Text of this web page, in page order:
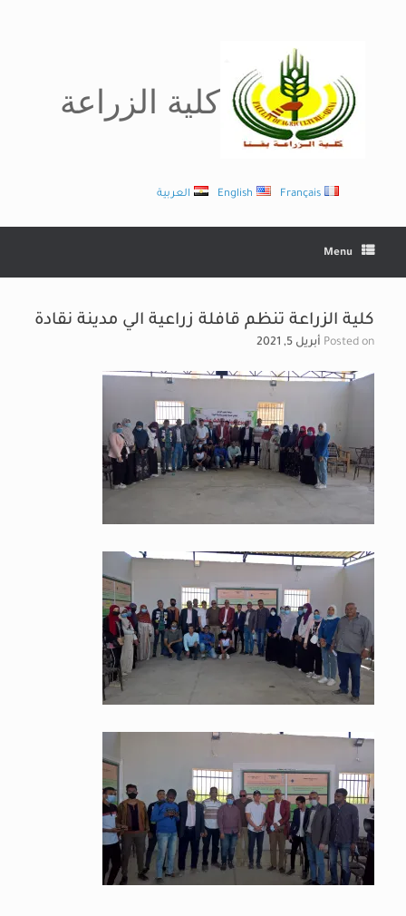
كلية الزراعة
العربية English Français
Menu
كلية الزراعة تنظم قافلة زراعية الي مدينة نقادة
Posted on أبريل 5, 2021